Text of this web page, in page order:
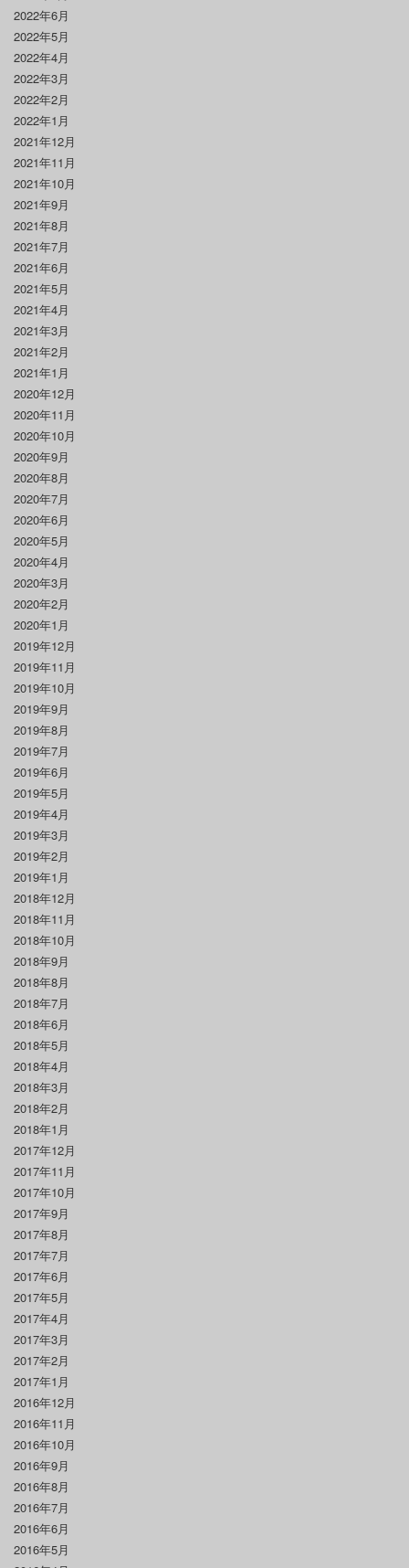
2022年6月
2022年5月
2022年4月
2022年3月
2022年2月
2022年1月
2021年12月
2021年11月
2021年10月
2021年9月
2021年8月
2021年7月
2021年6月
2021年5月
2021年4月
2021年3月
2021年2月
2021年1月
2020年12月
2020年11月
2020年10月
2020年9月
2020年8月
2020年7月
2020年6月
2020年5月
2020年4月
2020年3月
2020年2月
2020年1月
2019年12月
2019年11月
2019年10月
2019年9月
2019年8月
2019年7月
2019年6月
2019年5月
2019年4月
2019年3月
2019年2月
2019年1月
2018年12月
2018年11月
2018年10月
2018年9月
2018年8月
2018年7月
2018年6月
2018年5月
2018年4月
2018年3月
2018年2月
2018年1月
2017年12月
2017年11月
2017年10月
2017年9月
2017年8月
2017年7月
2017年6月
2017年5月
2017年4月
2017年3月
2017年2月
2017年1月
2016年12月
2016年11月
2016年10月
2016年9月
2016年8月
2016年7月
2016年6月
2016年5月